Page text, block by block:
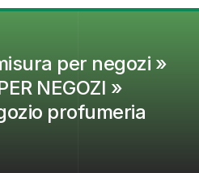
per negozi »
NEGOZI »
profumeria